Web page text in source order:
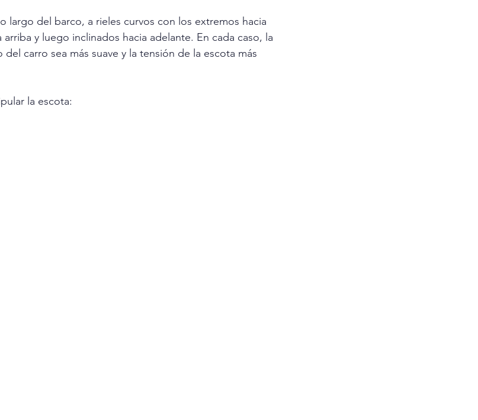
largo del barco, a rieles curvos con los extremos hacia
y luego inclinados hacia adelante. En cada caso, la
carro sea más suave y la tensión de la escota más
la escota: